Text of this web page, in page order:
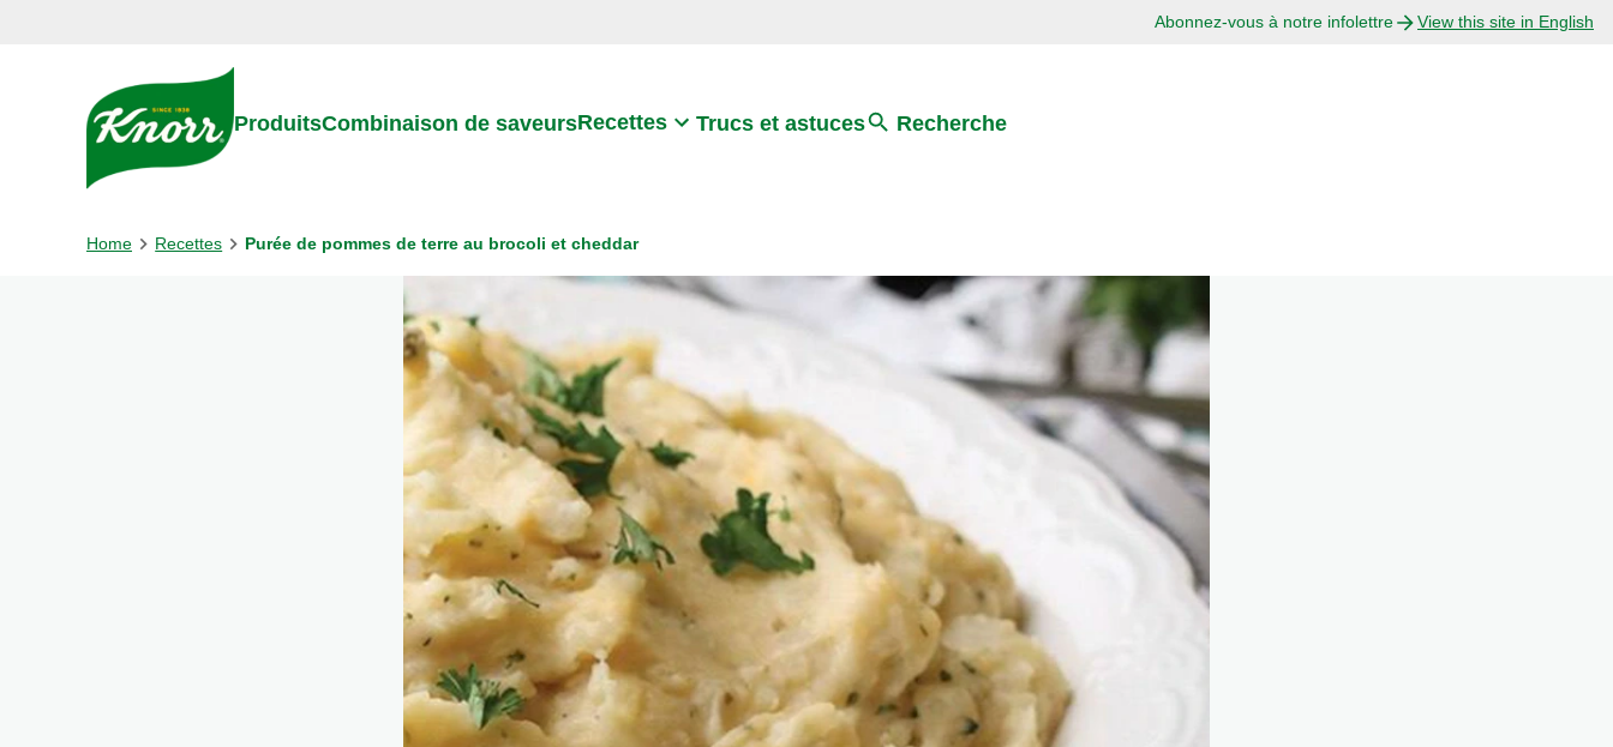
Abonnez-vous à notre infolettre View this site in English
ProduitsCombinaison de saveursRecettes Trucs et astuces Recherche
Home Recettes Purée de pommes de terre au brocoli et cheddar